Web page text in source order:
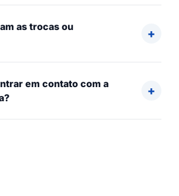
as trocas ou
em contato com a